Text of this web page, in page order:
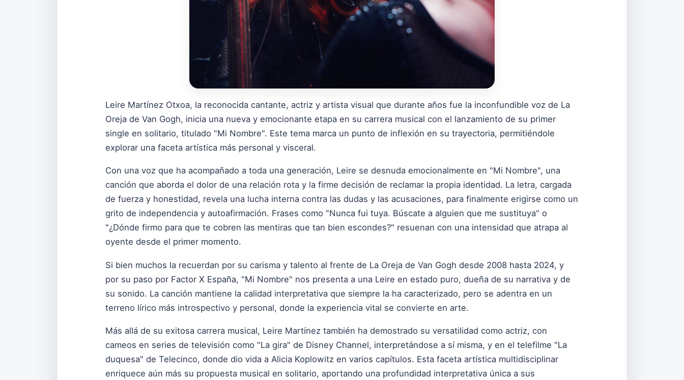
Leire Martínez Otxoa, la reconocida cantante, actriz y artista visual que durante años fue la inconfundible voz de La
Oreja de Van Gogh, inicia una nueva y emocionante etapa en su carrera musical con el lanzamiento de su primer
single en solitario, titulado "Mi Nombre". Este tema marca un punto de inflexión en su trayectoria, permitiéndole
explorar una faceta artística más personal y visceral.
Con una voz que ha acompañado a toda una generación, Leire se desnuda emocionalmente en "Mi Nombre", una
canción que aborda el dolor de una relación rota y la firme decisión de reclamar la propia identidad. La letra, cargada
de fuerza y honestidad, revela una lucha interna contra las dudas y las acusaciones, para finalmente erigirse como un
grito de independencia y autoafirmación. Frases como "Nunca fui tuya. Búscate a alguien que me sustituya" o
"¿Dónde firmo para que te cobren las mentiras que tan bien escondes?" resuenan con una intensidad que atrapa al
oyente desde el primer momento.
Si bien muchos la recuerdan por su carisma y talento al frente de La Oreja de Van Gogh desde 2008 hasta 2024, y
por su paso por Factor X España, "Mi Nombre" nos presenta a una Leire en estado puro, dueña de su narrativa y de
su sonido. La canción mantiene la calidad interpretativa que siempre la ha caracterizado, pero se adentra en un
terreno lírico más introspectivo y personal, donde la experiencia vital se convierte en arte.
Más allá de su exitosa carrera musical, Leire Martínez también ha demostrado su versatilidad como actriz, con
cameos en series de televisión como "La gira" de Disney Channel, interpretándose a sí misma, y en el telefilme "La
duquesa" de Telecinco, donde dio vida a Alicia Koplowitz en varios capítulos. Esta faceta artística multidisciplinar
enriquece aún más su propuesta musical en solitario, aportando una profundidad interpretativa única a sus